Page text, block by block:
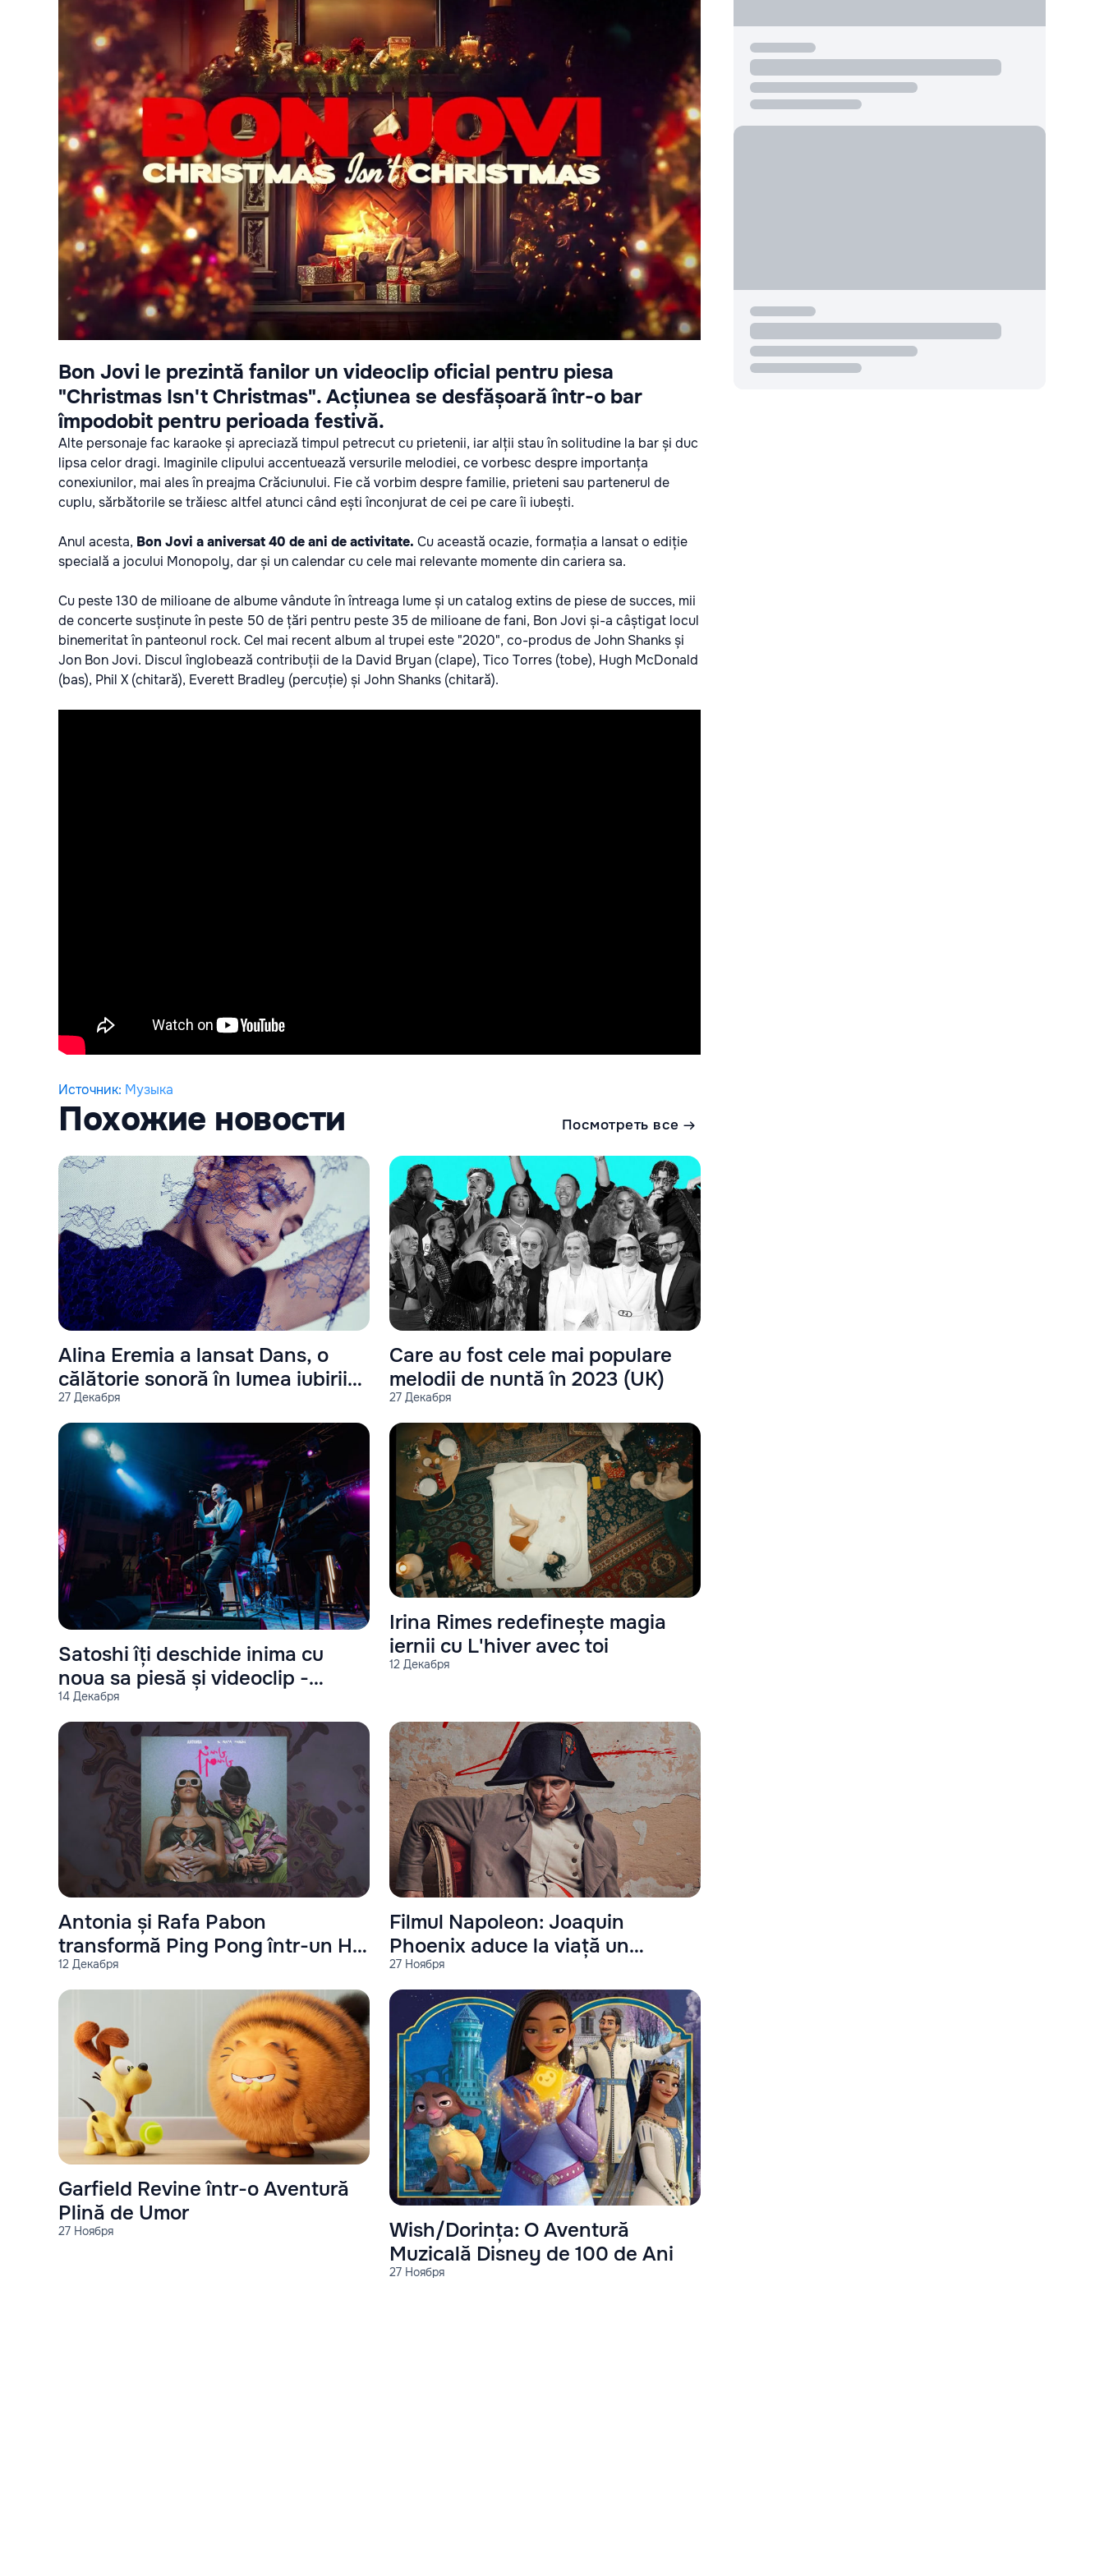
Bon Jovi le prezintă fanilor un videoclip oficial pentru piesa
"Christmas Isn't Christmas". Acțiunea se desfășoară într-o bar
împodobit pentru perioada festivă.
Alte personaje fac karaoke și apreciază timpul petrecut cu prietenii, iar alții stau în solitudine la bar și duc
lipsa celor dragi. Imaginile clipului accentuează versurile melodiei, ce vorbesc despre importanța
conexiunilor, mai ales în preajma Crăciunului. Fie că vorbim despre familie, prieteni sau partenerul de
cuplu, sărbătorile se trăiesc altfel atunci când ești înconjurat de cei pe care îi iubești.
Anul acesta, Bon Jovi a aniversat 40 de ani de activitate. Cu această ocazie, formația a lansat o ediție
specială a jocului Monopoly, dar și un calendar cu cele mai relevante momente din cariera sa.
Cu peste 130 de milioane de albume vândute în întreaga lume și un catalog extins de piese de succes, mii
de concerte susținute în peste 50 de țări pentru peste 35 de milioane de fani, Bon Jovi și-a câștigat locul
binemeritat în panteonul rock. Cel mai recent album al trupei este "2020", co-produs de John Shanks și
Jon Bon Jovi. Discul înglobează contribuții de la David Bryan (clape), Tico Torres (tobe), Hugh McDonald
(bas), Phil X (chitară), Everett Bradley (percuție) și John Shanks (chitară).
Источник: Музыка
Похожие новости Посмотреть все
27 Декабря
Alina Eremia a lansat Dans, o
călătorie sonoră în lumea iubirii
ideale
27 Декабря
Care au fost cele mai populare
melodii de nuntă în 2023 (UK)
14 Декабря
Satoshi îți deschide inima cu
noua sa piesă și videoclip -
Singur
12 Декабря
Irina Rimes redefinește magia
iernii cu L'hiver avec toi
12 Декабря
Antonia și Rafa Pabon
transformă Ping Pong într-un Hit
Galactic
27 Ноября
Filmul Napoleon: Joaquin
Phoenix aduce la viață un
spectacol istoric
27 Ноября
Garfield Revine într-o Aventură
Plină de Umor
27 Ноября
Wish/Dorința: O Aventură
Muzicală Disney de 100 de Ani